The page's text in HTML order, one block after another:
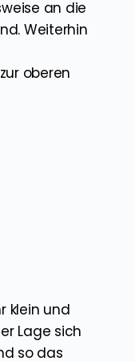
an die
Weiterhin
oberen
klein und